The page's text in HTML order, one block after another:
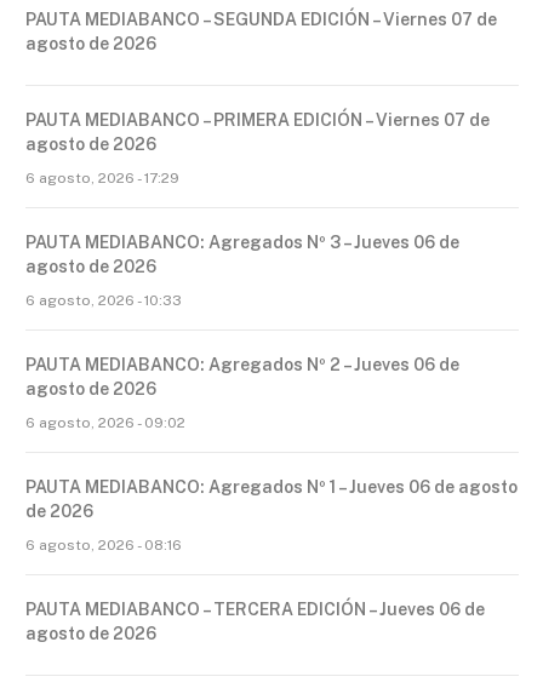
PAUTA MEDIABANCO – SEGUNDA EDICIÓN – Viernes 07 de
agosto de 2026
PAUTA MEDIABANCO – PRIMERA EDICIÓN – Viernes 07 de
agosto de 2026
6 agosto, 2026 - 17:29
PAUTA MEDIABANCO: Agregados Nº 3 – Jueves 06 de
agosto de 2026
6 agosto, 2026 - 10:33
PAUTA MEDIABANCO: Agregados Nº 2 – Jueves 06 de
agosto de 2026
6 agosto, 2026 - 09:02
PAUTA MEDIABANCO: Agregados Nº 1 – Jueves 06 de agosto
de 2026
6 agosto, 2026 - 08:16
PAUTA MEDIABANCO – TERCERA EDICIÓN – Jueves 06 de
agosto de 2026